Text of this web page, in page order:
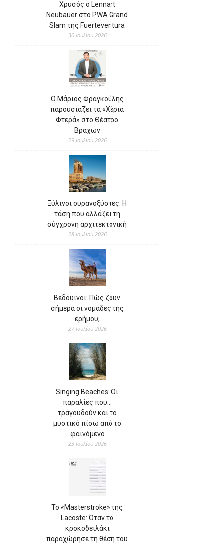
Χρυσός ο Lennart
Neubauer στο PWA Grand
Slam της Fuerteventura
30 Ιουλίου 2026
Ο Μάριος Φραγκούλης
παρουσιάζει τα «Χέρια
Φτερά» στο Θέατρο
Βράχων
29 Ιουλίου 2026
Ξύλινοι ουρανοξύστες: Η
τάση που αλλάζει τη
σύγχρονη αρχιτεκτονική
28 Ιουλίου 2026
Βεδουίνοι: Πώς ζουν
σήμερα οι νομάδες της
ερήμου;
27 Ιουλίου 2026
Singing Beaches: Οι
παραλίες που…
τραγουδούν και το
μυστικό πίσω από το
φαινόμενο
23 Ιουλίου 2026
Το «Masterstroke» της
Lacoste: Όταν το
κροκοδειλάκι
παραχώρησε τη θέση του